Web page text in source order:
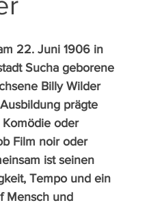
22. Juni 1906 in
Sucha geborene
Billy Wilder
prägte
Komödie oder
Film noir oder
ist seinen
Tempo und ein
Mensch und